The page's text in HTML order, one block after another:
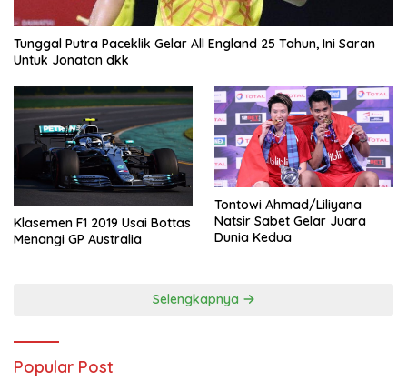
Tunggal Putra Paceklik Gelar All England 25 Tahun, Ini Saran
Untuk Jonatan dkk
Klasemen F1 2019 Usai Bottas
Menangi GP Australia
Tontowi Ahmad/Liliyana
Natsir Sabet Gelar Juara
Dunia Kedua
Selengkapnya
Popular Post